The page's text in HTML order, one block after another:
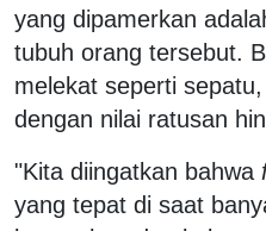
yang dipamerkan
tubuh orang tersebut.
melekat seperti
dengan nilai ratusan
"Kita diingatkan bahwa
yang tepat di saat